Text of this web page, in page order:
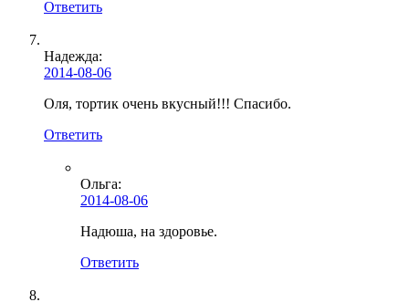
Ответить
Надежда:
2014-08-06
Оля, тортик очень вкусный!!! Спасибо.
Ответить
Ольга:
2014-08-06
Надюша, на здоровье.
Ответить